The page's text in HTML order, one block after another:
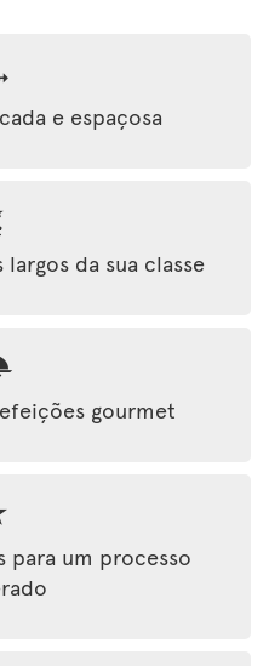
e espaçosa
da sua classe
gourmet
para um processo